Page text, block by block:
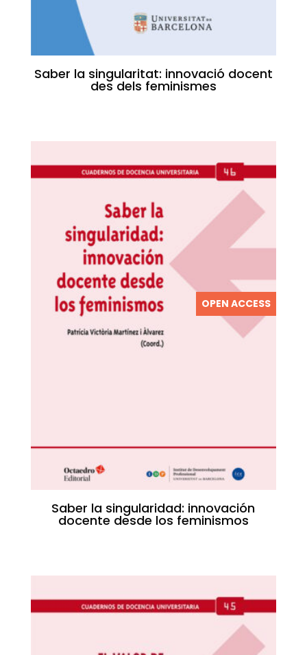
Saber la singularitat: innovació docent
des dels feminismes
OPEN ACCESS
Saber la singularidad: innovación
docente desde los feminismos